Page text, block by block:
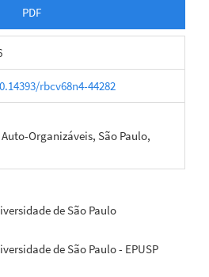
PDF
rbcv68n4-44282
Organizáveis, São Paulo,
de São Paulo
de São Paulo - EPUSP